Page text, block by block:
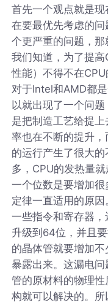
首先一个观点就是
在要最优先考虑的
个更严重的问题，那
我们知道，为了提
性能）不得不在
对于Intel和AMD都
以就出现了一个问
是把制造工艺给提
率也在不断的提升
的运行产生了很大
多，CPU的发热量
一个位数是要增加
定律一直适用的原
一些指令和寄存器
升级到64位，并且
的晶体管就要增加
暴露出来。这漏电
管的原材料的物理
构就可以解决的。